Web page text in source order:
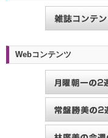
Webコンテンツ